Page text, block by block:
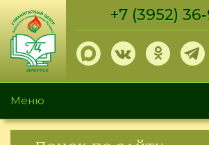
Перейти
основному
содержанию
+7 (3952)
Меню